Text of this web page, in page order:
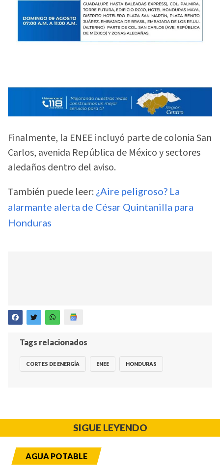
Finalmente, la ENEE incluyó parte de colonia San
Carlos, avenida República de México y sectores
aledaños dentro del aviso.
También puede leer: ¿Aire peligroso? La
alarmante alerta de César Quintanilla para
Honduras
Tags relacionados
CORTES DE ENERGÍA ENEE HONDURAS
SIGUE LEYENDO
AGUA POTABLE